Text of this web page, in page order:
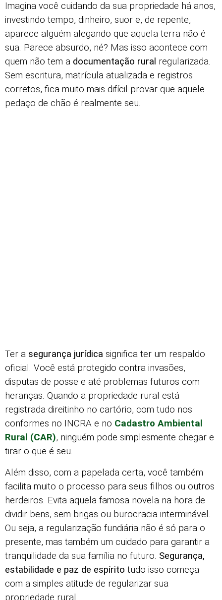
Imagina você cuidando da sua propriedade há anos,
investindo tempo, dinheiro, suor e, de repente,
aparece alguém alegando que aquela terra não é
sua. Parece absurdo, né? Mas isso acontece com
quem não tem a documentação rural regularizada.
Sem escritura, matrícula atualizada e registros
corretos, fica muito mais difícil provar que aquele
pedaço de chão é realmente seu.
Ter a segurança jurídica significa ter um respaldo
oficial. Você está protegido contra invasões,
disputas de posse e até problemas futuros com
heranças. Quando a propriedade rural está
registrada direitinho no cartório, com tudo nos
conformes no INCRA e no Cadastro Ambiental
Rural (CAR), ninguém pode simplesmente chegar e
tirar o que é seu.
Além disso, com a papelada certa, você também
facilita muito o processo para seus filhos ou outros
herdeiros. Evita aquela famosa novela na hora de
dividir bens, sem brigas ou burocracia interminável.
Ou seja, a regularização fundiária não é só para o
presente, mas também um cuidado para garantir a
tranquilidade da sua família no futuro. Segurança,
estabilidade e paz de espírito tudo isso começa
com a simples atitude de regularizar sua
propriedade rural.